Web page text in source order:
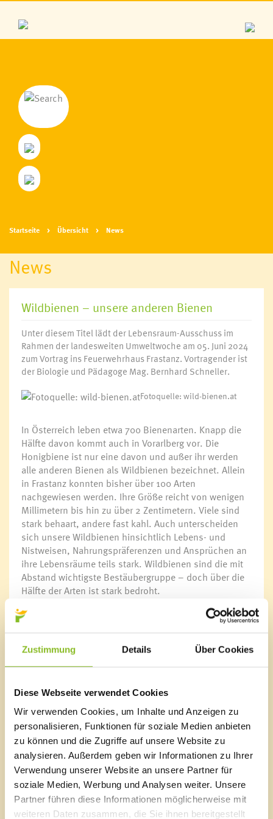
Zustimmung Details Über Cookies
Diese Webseite verwendet Cookies
Wir verwenden Cookies, um Inhalte und Anzeigen zu
personalisieren, Funktionen für soziale Medien anbieten
zu können und die Zugriffe auf unsere Website zu
analysieren. Außerdem geben wir Informationen zu Ihrer
Verwendung unserer Website an unsere Partner für
soziale Medien, Werbung und Analysen weiter. Unsere
Partner führen diese Informationen möglicherweise mit
weiteren Daten zusammen, die Sie ihnen bereitgestellt
Startseite Übersicht News
News
Wildbienen – unsere anderen Bienen
Unter diesem Titel lädt der Lebensraum-Ausschuss im
Rahmen der landesweiten Umweltwoche am 05. Juni 2024
zum Vortrag ins Feuerwehrhaus Frastanz. Vortragender ist
der Biologie und Pädagoge Mag. Bernhard Schneller.
Fotoquelle: wild-bienen.at
In Österreich leben etwa 700 Bienenarten. Knapp die
Hälfte davon kommt auch in Vorarlberg vor. Die
Honigbiene ist nur eine davon und außer ihr werden
alle anderen Bienen als Wildbienen bezeichnet. Allein
in Frastanz konnten bisher über 100 Arten
nachgewiesen werden. Ihre Größe reicht von wenigen
Millimetern bis hin zu über 2 Zentimetern. Viele sind
stark behaart, andere fast kahl. Auch unterscheiden
sich unsere Wildbienen hinsichtlich Lebens- und
Nistweisen, Nahrungspräferenzen und Ansprüchen an
ihre Lebensräume teils stark. Wildbienen sind die mit
Abstand wichtigste Bestäubergruppe – doch über die
Hälfte der Arten ist stark bedroht.
Im Zuge des Vortragsabends tauchen wir in die äußerst
vielfältige und faszinierende Welt der Wildbienen ein.
Es werden Tipps zu Förderung und Schutz gegeben
sowie Raum für Fragen und Diskussion geboten. Ein
spannender Abend für alle naturinteressierten
Eintritt ist frei.
Überblick:
Vortrag mit Mag. Bernhard Schneller
05. Juni 2024, 19:30 Uhr
Feuerwehrhaus Frastanz
Eintritt frei
Link:
www.wild-bienen.at